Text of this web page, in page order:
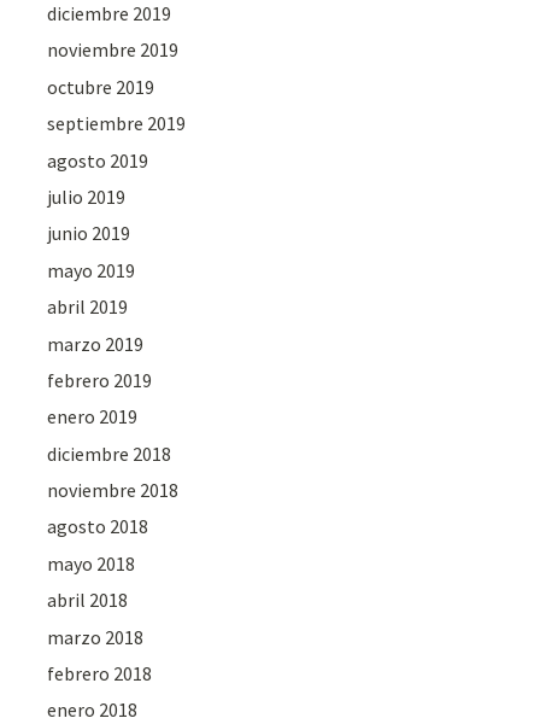
diciembre 2019
noviembre 2019
octubre 2019
septiembre 2019
agosto 2019
julio 2019
junio 2019
mayo 2019
abril 2019
marzo 2019
febrero 2019
enero 2019
diciembre 2018
noviembre 2018
agosto 2018
mayo 2018
abril 2018
marzo 2018
febrero 2018
enero 2018